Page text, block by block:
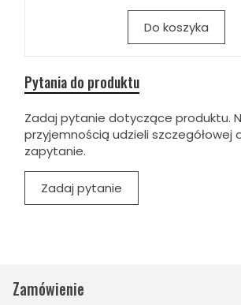
Do koszyka
Pytania do produktu
Zadaj pytanie dotyczące produktu.
przyjemnością udzieli szczegółowej
zapytanie.
Zadaj pytanie
Zamówienie